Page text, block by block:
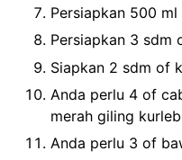
Persiapkan 500
Persiapkan 3 sdm
Siapkan 2 sdm of
Anda perlu 4 of
merah giling
Anda perlu 3 of